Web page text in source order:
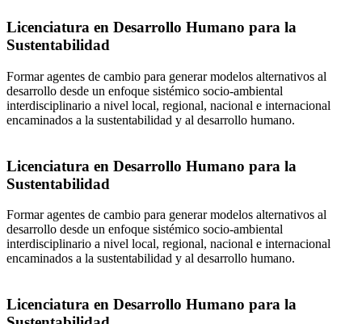
Licenciatura en Desarrollo Humano para la
Sustentabilidad
Formar agentes de cambio para generar modelos alternativos al
desarrollo desde un enfoque sistémico socio-ambiental
interdisciplinario a nivel local, regional, nacional e internacional
encaminados a la sustentabilidad y al desarrollo humano.
Licenciatura en Desarrollo Humano para la
Sustentabilidad
Formar agentes de cambio para generar modelos alternativos al
desarrollo desde un enfoque sistémico socio-ambiental
interdisciplinario a nivel local, regional, nacional e internacional
encaminados a la sustentabilidad y al desarrollo humano.
Licenciatura en Desarrollo Humano para la